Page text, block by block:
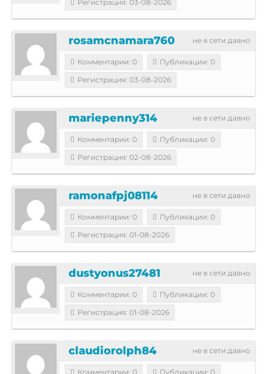
Регистрация: 03-08-2026
не в сети давно
rosamcnamara760
Комментарии: 0
Публикации: 0
Регистрация: 03-08-2026
не в сети давно
mariepenny314
Комментарии: 0
Публикации: 0
Регистрация: 02-08-2026
не в сети давно
ramonafpj08114
Комментарии: 0
Публикации: 0
Регистрация: 01-08-2026
не в сети давно
dustyonus27481
Комментарии: 0
Публикации: 0
Регистрация: 01-08-2026
не в сети давно
claudiorolph84
Комментарии: 0
Публикации: 0